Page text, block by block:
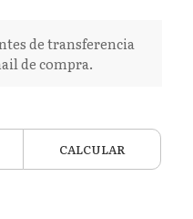
de transferencia
de compra.
CALCULAR